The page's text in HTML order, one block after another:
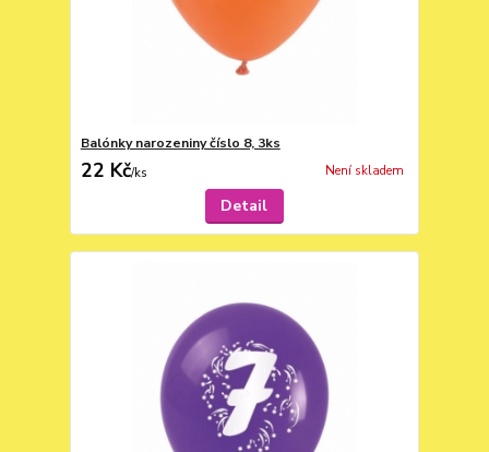
Balónky narozeniny číslo 8, 3ks
22 Kč/ks Není skladem
Detail